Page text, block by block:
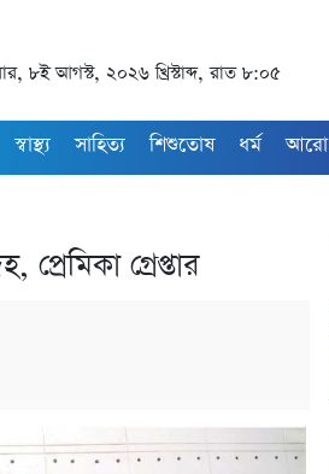
৮ই আগস্ট, ২০২৬ খ্রিস্টাব্দ, রাত ৮:০৫
স্বাস্থ্য সাহিত্য শিশুতোষ ধর্ম আরো
গ্রেপ্তার